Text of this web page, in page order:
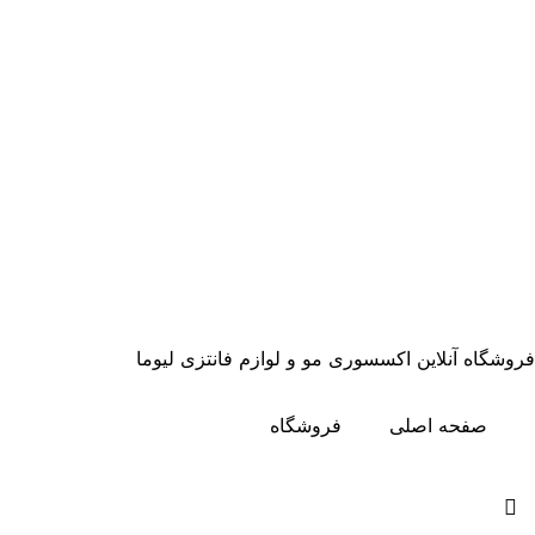
فروشگاه آنلاین اکسسوری مو و لوازم فانتزی لیوما
صفحه اصلی فروشگاه